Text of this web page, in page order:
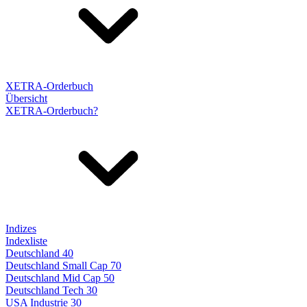
XETRA-Orderbuch
Übersicht
XETRA-Orderbuch?
Indizes
Indexliste
Deutschland 40
Deutschland Small Cap 70
Deutschland Mid Cap 50
Deutschland Tech 30
USA Industrie 30